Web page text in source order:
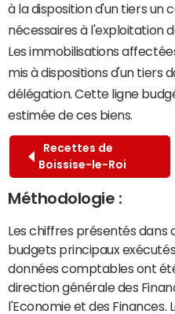
à la disposition d'un tiers un
nécessaires à l'exploitation
Les immobilisations
mis à dispositions d'un tiers
délégation. Cette ligne
estimée de ces biens.
Recettes de
Boissise-le-Roi
Méthodologie :
Les chiffres présentés dans
budgets principaux
données comptables ont
direction générale des
l'Economie et des Finances.